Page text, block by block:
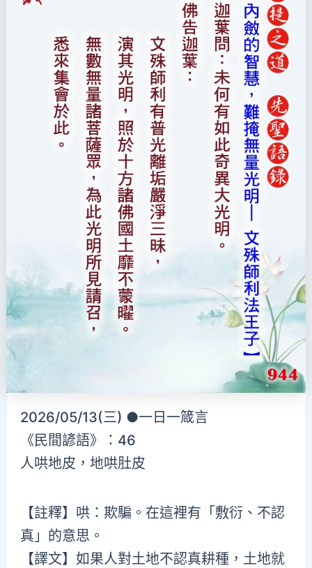
2026/05/13(三) ●一日一箴言
《民間諺語》：46
人哄地皮，地哄肚皮
【註釋】哄：欺騙。在這裡有「敷衍、不認
真」的意思。
【譯文】如果人對土地不認真耕種，土地就